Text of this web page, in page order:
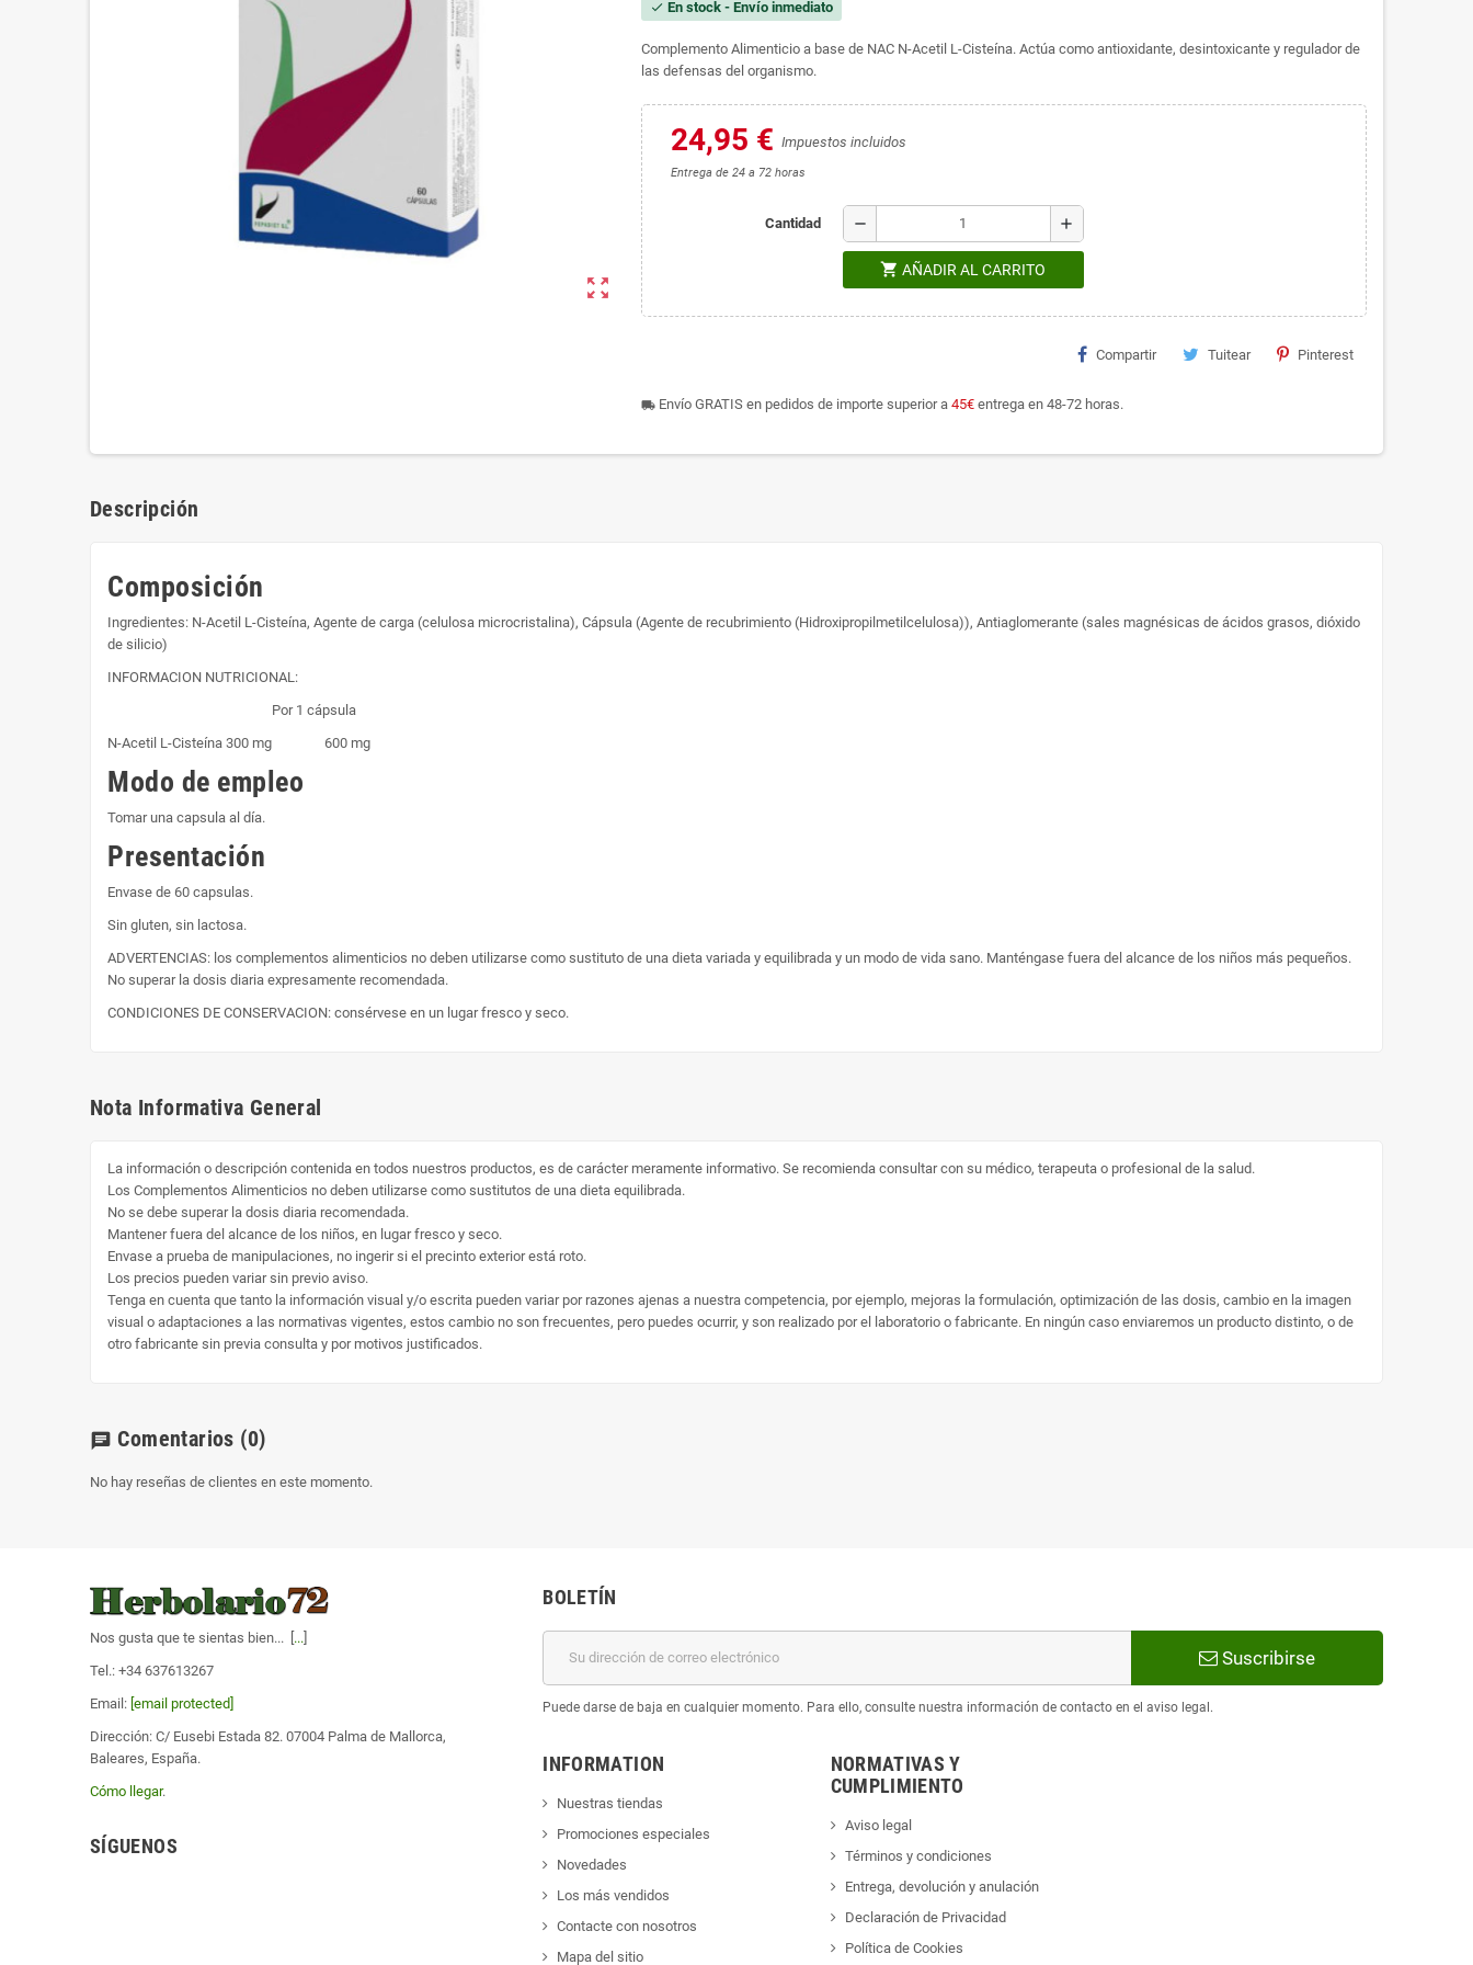
zoom_out_map
check En stock - Envío inmediato
Complemento Alimenticio a base de NAC N-Acetil L-Cisteína. Actúa como antioxidante, desintoxicante y regulador de
las defensas del organismo.
24,95 € Impuestos incluidos
Entrega de 24 a 72 horas
Cantidad remove add
shopping_cart AÑADIR AL CARRITO
Compartir Tuitear Pinterest
local_shippingEnvío GRATIS en pedidos de importe superior a 45€entrega en 48-72 horas.
Descripción
Composición
Ingredientes: N-Acetil L-Cisteína, Agente de carga (celulosa microcristalina), Cápsula (Agente de recubrimiento (Hidroxipropilmetilcelulosa)), Antiaglomerante (sales magnésicas de ácidos grasos, dióxido
de silicio)
INFORMACION NUTRICIONAL:
Por 1 cápsula
N-Acetil L-Cisteína 300 mg 600 mg
Modo de empleo
Tomar una capsula al día.
Presentación
Envase de 60 capsulas.
Sin gluten, sin lactosa.
ADVERTENCIAS: los complementos alimenticios no deben utilizarse como sustituto de una dieta variada y equilibrada y un modo de vida sano. Manténgase fuera del alcance de los niños más pequeños.
No superar la dosis diaria expresamente recomendada.
CONDICIONES DE CONSERVACION: consérvese en un lugar fresco y seco.
Nota Informativa General
La información o descripción contenida en todos nuestros productos, es de carácter meramente informativo. Se recomienda consultar con su médico, terapeuta o profesional de la salud.
Los Complementos Alimenticios no deben utilizarse como sustitutos de una dieta equilibrada.
No se debe superar la dosis diaria recomendada.
Mantener fuera del alcance de los niños, en lugar fresco y seco.
Envase a prueba de manipulaciones, no ingerir si el precinto exterior está roto.
Los precios pueden variar sin previo aviso.
Tenga en cuenta que tanto la información visual y/o escrita pueden variar por razones ajenas a nuestra competencia, por ejemplo, mejoras la formulación, optimización de las dosis, cambio en la imagen
visual o adaptaciones a las normativas vigentes, estos cambio no son frecuentes, pero puedes ocurrir, y son realizado por el laboratorio o fabricante. En ningún caso enviaremos un producto distinto, o de
otro fabricante sin previa consulta y por motivos justificados.
chat Comentarios (0)
No hay reseñas de clientes en este momento.
Nos gusta que te sientas bien... [ ...
Tel.: +34 637613267
Email: [email protected]
Dirección: C/ Eusebi Estada 82. 07004 Palma de Mallorca,
Baleares, España.
Cómo llegar.
SÍGUENOS
BOLETÍN
Suscribirse
Puede darse de baja en cualquier momento. Para ello, consulte nuestra información de contacto en el aviso legal.
INFORMATION
Nuestras tiendas
Promociones especiales
Novedades
Los más vendidos
Contacte con nosotros
Mapa del sitio
NORMATIVAS Y
CUMPLIMIENTO
Aviso legal
Términos y condiciones
Entrega, devolución y anulación
Declaración de Privacidad
Política de Cookies